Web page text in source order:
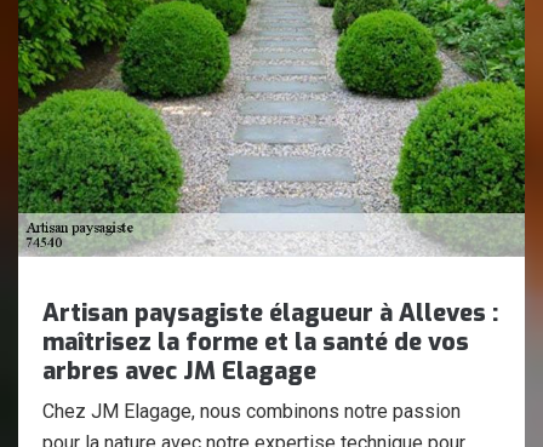
Artisan paysagiste élagueur à Alleves :
maîtrisez la forme et la santé de vos
arbres avec JM Elagage
Chez JM Elagage, nous combinons notre passion